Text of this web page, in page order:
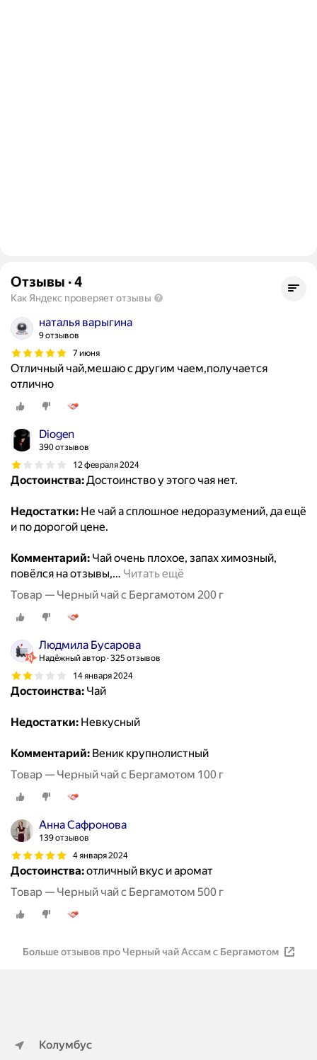
Отзывы ·4
Как Яндекс проверяет отзывы
наталья варыгина
9 отзывов
7 июня
Отличный чай,мешаю с другим чаем,получается
отлично
Diogen
390 отзывов
12 февраля 2024
Достоинства:Достоинство у этого чая нет.
Недостатки: Не чай а сплошное недоразумений, да ещё
и по дорогой цене.
Комментарий: Чай очень плохое, запах химозный,
повёлся на отзывы,… Читать ещё
Товар — Черный чай с Бергамотом 200 г
Людмила Бусарова
Надёжный автор 325 отзывов
14 января 2024
Достоинства: Чай
Недостатки: Невкусный
Комментарий: Веник крупнолистный
Товар — Черный чай с Бергамотом 100 г
Анна Сафронова
139 отзывов
4 января 2024
Достоинства:отличный вкус и аромат
Товар — Черный чай с Бергамотом 500 г
Больше отзывов про Черный чай Ассам с Бергамотом
Колумбус